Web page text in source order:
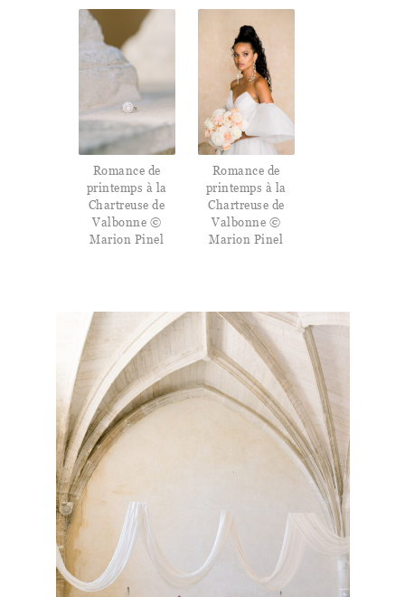
Romance de
printemps à la
Chartreuse de
Valbonne ©
Marion Pinel
Romance de
printemps à la
Chartreuse de
Valbonne ©
Marion Pinel